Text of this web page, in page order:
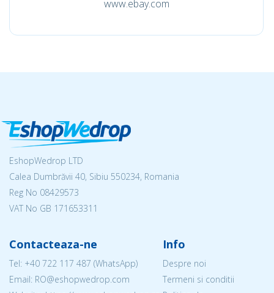
www.ebay.com
EshopWedrop LTD
Calea Dumbrăvii 40, Sibiu 550234, Romania
Reg No 08429573
VAT No GB 171653311
Contacteaza-ne
Tel: +40 722 117 487 (WhatsApp)
Email: RO@eshopwedrop.com
Info
Despre noi
Termeni si conditii